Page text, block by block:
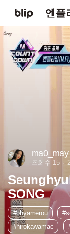
엔플
ma0_may
조회수 15
SONG
#ohyamerou
#hirokawamao